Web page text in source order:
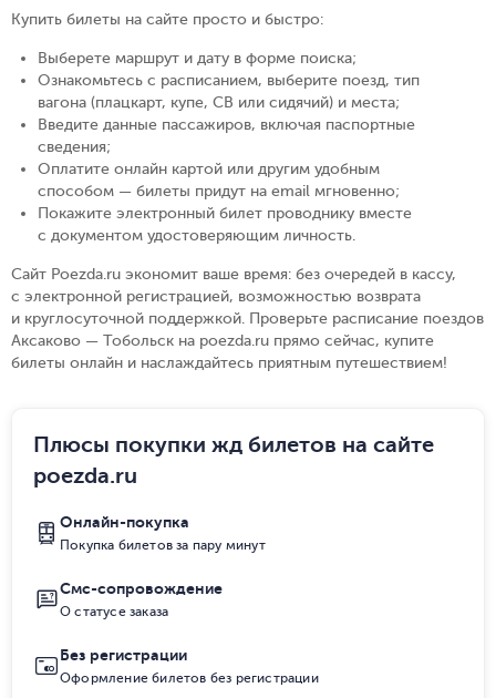
Купить билеты на сайте просто и быстро:
Выберете маршрут и дату в форме поиска;
Ознакомьтесь с расписанием, выберите поезд, тип
вагона (плацкарт, купе, СВ или сидячий) и места;
Введите данные пассажиров, включая паспортные
сведения;
Оплатите онлайн картой или другим удобным
способом — билеты придут на email мгновенно;
Покажите электронный билет проводнику вместе
с документом удостоверяющим личность.
Сайт Poezda.ru экономит ваше время: без очередей в кассу,
с электронной регистрацией, возможностью возврата
и круглосуточной поддержкой. Проверьте расписание поездов
Аксаково — Тобольск на poezda.ru прямо сейчас, купите
билеты онлайн и наслаждайтесь приятным путешествием!
Плюсы покупки жд билетов на сайте
poezda.ru
Онлайн-покупка
Покупка билетов за пару минут
Смс-сопровождение
О статусе заказа
Без регистрации
Оформление билетов без регистрации